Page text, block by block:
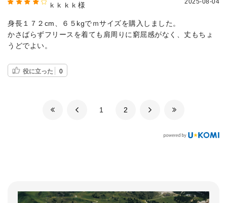
ｋｋｋｋ様 2025-08-04
身長１７２cm、６５kgでｍサイズを購入しました。
かさばらずフリースを着ても肩周りに窮屈感がなく、丈もちょ
うどでよい。
役に立った 0
​1 ​2